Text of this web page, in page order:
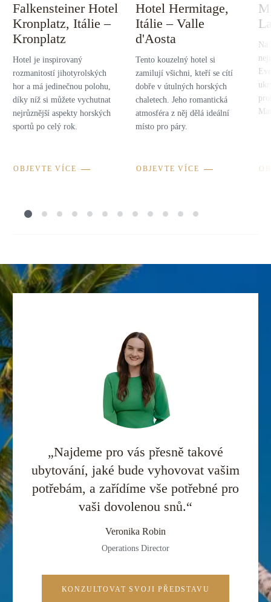
Falkensteiner Hotel
Kronplatz, Itálie –
Kronplatz
Hotel je inspirovaný
rozmanitostí jihotyrolských
hor a má jedinečnou polohu,
díky níž si můžete vychutnat
nejrůznější aspekty horských
sportů po celý rok.
OBJEVTE VÍCE
Hotel Hermitage,
Itálie – Valle
d'Aosta
Tento kouzelný hotel si
zamilují všichni, kteří se cítí
dobře v útulných horských
chaletech. Jeho romantická
atmosféra z něj dělá ideální
místo pro páry.
OBJEVTE VÍCE
Na
„Najdeme pro vás přesně takové
ubytování, jaké bude vyhovovat vašim
potřebám, a zařídíme vše potřebné pro
vaši dovolenou snů.“
Veronika Robin
Operations Director
KONZULTOVAT SVOJI PŘEDSTAVU